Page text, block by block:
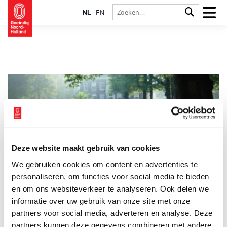
Deze website maakt gebruik van cookies
We gebruiken cookies om content en advertenties te
personaliseren, om functies voor social media te bieden
en om ons websiteverkeer te analyseren. Ook delen we
informatie over uw gebruik van onze site met onze
partners voor social media, adverteren en analyse. Deze
partners kunnen deze gegevens combineren met andere
NL EN
De buitenplaats Akerendam in Beverwijk werd in 1636
aangelegd door de Amsterdamse koopman Jan Bicker (1591-
1653). Net als veel andere gefortuneerde Amsterdammers
creëerde hij deze buitenplaats om in de zomer het bedompte
Amsterdam te ontvluchten. De buitenplaats was door haar
ligging aan het Wijckermeer vanuit Amsterdam direct per boot
te bereiken. Tussen 1728 en 1756 kreeg het monumentale